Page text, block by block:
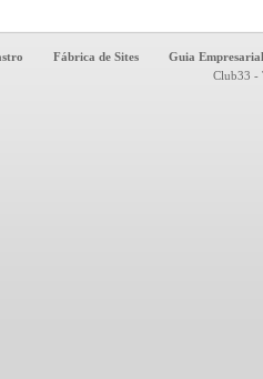
Fábrica de Sites
Guia
Club33 -